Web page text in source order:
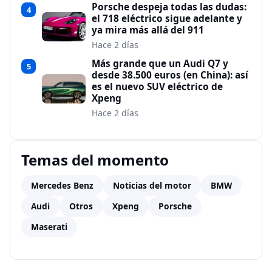
4
Porsche despeja todas las dudas:
el 718 eléctrico sigue adelante y
ya mira más allá del 911
Hace 2 días
5
Más grande que un Audi Q7 y
desde 38.500 euros (en China): así
es el nuevo SUV eléctrico de
Xpeng
Hace 2 días
Temas del momento
Mercedes Benz Noticias del motor
BMW
Audi
Otros Xpeng
Porsche
Maserati